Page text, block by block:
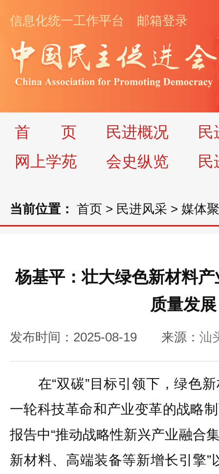
信息化统一工作平台 邮箱登录
首 页 民进概况
民
网上学苑
会史纵览 民
当前位置： 首页 > 民进风采 > 媒体
杨基平：壮大绿色新材料
质量发展
发布时间：2025-08-19 来源： 汕
在“双碳”目标引领下，绿色新
一轮科技革命和产业变革的战略
报告中“推动战略性新兴产业融合
新材料、高端装备等新增长引擎”